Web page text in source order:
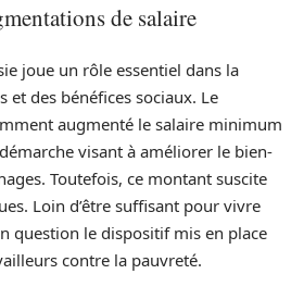
de salaire
joue un rôle essentiel dans la
et des bénéfices sociaux. Le
augmenté le salaire minimum
visant à améliorer le bien-
Toutefois, ce montant suscite
Loin d’être suffisant pour vivre
question le dispositif mis en place
contre la pauvreté.